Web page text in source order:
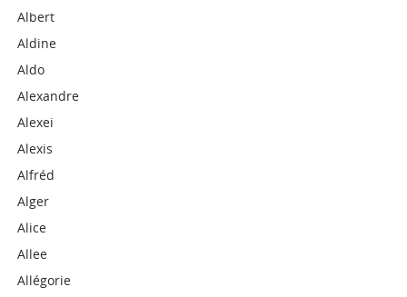
Albert
Aldine
Aldo
Alexandre
Alexei
Alexis
Alfréd
Alger
Alice
Allee
Allégorie